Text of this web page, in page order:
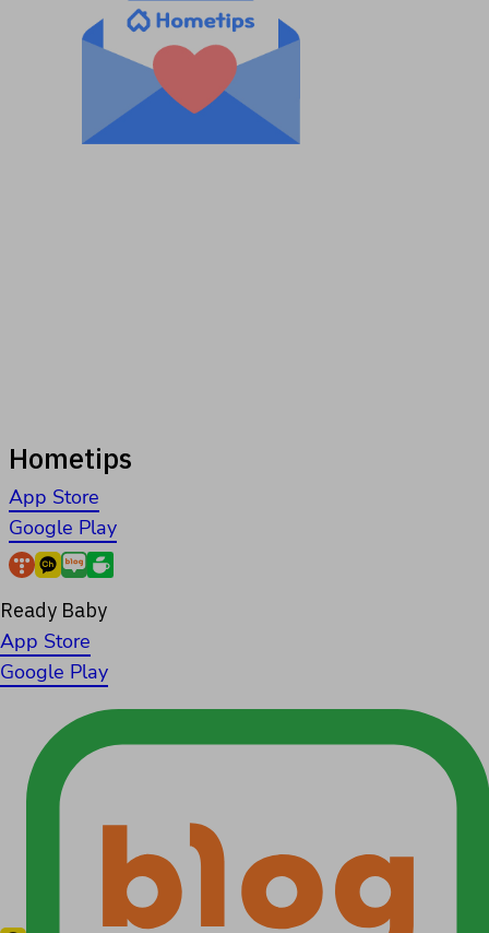
Hometips
App Store
Google Play
Ready Baby
App Store
Google Play